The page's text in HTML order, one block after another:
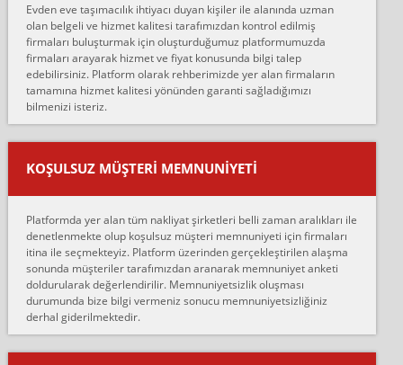
çalıştıklarını, müş...
Ahmet:
Lüleburgaz güngünes evden eve naklyat eşyalarımı taşımak için
anlaştık sabah eve geldiklerinde de eşyalarımı düzgün şekilde
sarcaz demelerine r...
mehmet güldü:
Ankara ALİCANLAR NAKLİYAT Tutarsız ve ticari ahlak problemleri
var verdikleri fiyat teklifini arttırdılar. Sonrasında taşıma gününde
oldukça tutarsı...
Ankara Alicanlar naklyat tel 5465524025. 2600 TL'ye ankaradan
Konya ya Alicanlar naklyat la anlaştık bu şahıs evin taşınacağı gün
fiyatın mazoto gele...
Fatih kokmese:
Diyarbakır dan eşyamı getirtmek için anlaştım sözleşme yaptım.
Son anda fiyat artırdılar.. mecburiyetten tasittim.. bu kişiler ağrılı
Evden eve taşımacılık ihtiyacı duyan kişiler ile alanında uzman
olan belgeli ve hizmet kalitesi tarafımızdan kontrol edilmiş
firmaları buluşturmak için oluşturduğumuz platformumuzda
firmaları arayarak hizmet ve fiyat konusunda bilgi talep
edebilirsiniz. Platform olarak rehberimizde yer alan firmaların
tamamına hizmet kalitesi yönünden garanti sağladığımızı
bilmenizi isteriz.
KOŞULSUZ MÜŞTERI MEMNUNIYETI
Platformda yer alan tüm nakliyat şirketleri belli zaman aralıkları ile
denetlenmekte olup koşulsuz müşteri memnuniyeti için firmaları
itina ile seçmekteyiz. Platform üzerinden gerçekleştirilen alaşma
sonunda müşteriler tarafımızdan aranarak memnuniyet anketi
doldurularak değerlendirilir. Memnuniyetsizlik oluşması
durumunda bize bilgi vermeniz sonucu memnuniyetsizliğiniz
derhal giderilmektedir.